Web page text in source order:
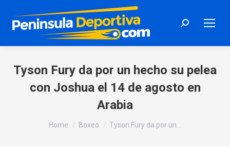
Search:
Tyson Fury da por un hecho su pelea
con Joshua el 14 de agosto en
Arabia
You are here:
Home Boxeo Tyson Fury da por un…